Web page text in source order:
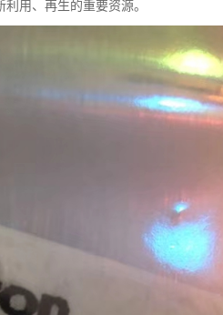
用、再生的重要资源。